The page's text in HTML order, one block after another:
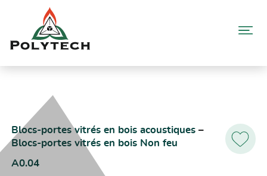
contenu
avec panneau d’imposte vitré sur huisserie bois
Ajoutez
Blocs-portes vitrés en bois acoustiques
Blocs-portes vitrés en bois Non feu
A0.04